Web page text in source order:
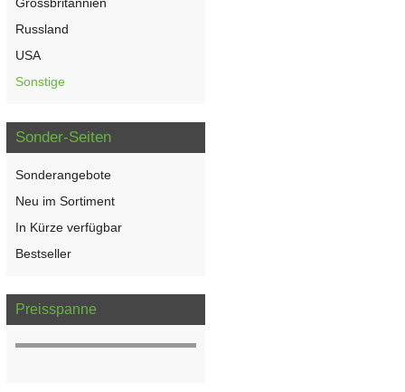
Russland
USA
Sonstige
Sonder-Seiten
Sonderangebote
Neu im Sortiment
In Kürze verfügbar
Bestseller
Preisspanne